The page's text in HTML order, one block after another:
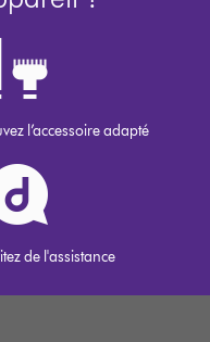
l’accessoire adapté
de l'assistance